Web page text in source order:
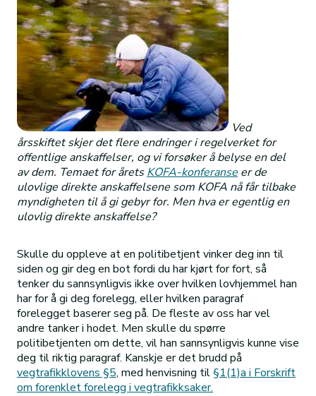
Ved
årsskiftet skjer det flere endringer i regelverket for
offentlige anskaffelser, og vi forsøker å belyse en del
av dem. Temaet for åretsKOFA-konferanse er de
ulovlige direkte anskaffelsene som KOFA nå får tilbake
myndigheten til å gi gebyr for. Men hva er egentlig en
ulovlig direkte anskaffelse?
Skulle du oppleve at en politibetjent vinker deg inn til
siden og gir deg en bot fordi du har kjørt for fort, så
tenker du sannsynligvis ikke over hvilken lovhjemmel han
har for å gi deg forelegg, eller hvilken paragraf
forelegget baserer seg på. De fleste av oss har vel
andre tanker i hodet. Men skulle du spørre
politibetjenten om dette, vil han sannsynligvis kunne vise
deg til riktig paragraf. Kanskje er det brudd på
vegtrafikklovens §5, med henvisning til§1(1)a i Forskrift
om forenklet forelegg i vegtrafikksaker.